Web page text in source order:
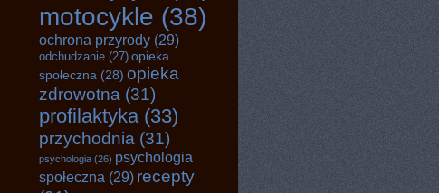
motocykle (38)
ochrona przyrody (29)
odchudzanie (27) opieka
społeczna (28) opieka
zdrowotna (31)
profilaktyka(33)
przychodnia (31)
psychologia (26) psychologia
społeczna (29) recepty